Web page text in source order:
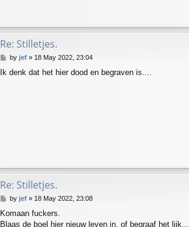
Re: Stilletjes.
P
s
by jef» 18 May 2022, 23:04
Ik denk dat het hier dood en begraven is....
Re: Stilletjes.
P
s
t
by jef» 18 May 2022, 23:08
Komaan fuckers.
Blaas de boel hier nieuw leven in, of begraaf het lijk...